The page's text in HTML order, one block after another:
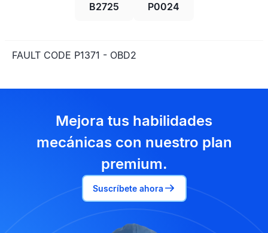
B2725 P0024
FAULT CODE P1371 - OBD2
Mejora tus habilidades
mecánicas con nuestro plan
premium.
Suscríbete ahora